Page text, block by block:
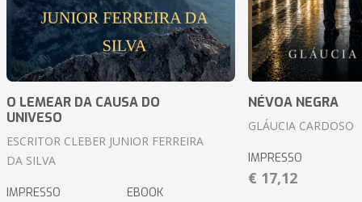
O LEMEAR DA CAUSA DO
UNIVESO
ESCRITOR CLEBER JUNIOR FERREIRA
DA SILVA
IMPRESSO EBOOK
NÉVOA NEGRA
GLÁUCIA CARDOSO
IMPRESSO
€ 17,12